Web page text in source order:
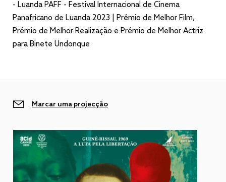
- Luanda PAFF - Festival Internacional de Cinema
Panafricano de Luanda 2023 | Prémio de Melhor Film,
Prémio de Melhor Realização e Prémio de Melhor Actriz
para Binete Undonque
Marcar uma projecção